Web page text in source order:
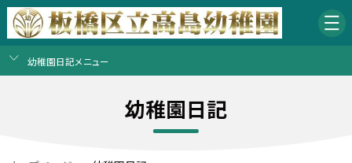
幼稚園日記メニュー
幼稚園日記